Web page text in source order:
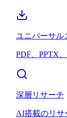
ユニバーサル
PDF、PPTX
深層リサーチ
AI搭載のリサ